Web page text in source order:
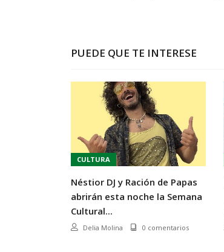
PUEDE QUE TE INTERESE
CULTURA
Néstior DJ y Ración de Papas
abrirán esta noche la Semana
Cultural...
Delia Molina 0 comentarios